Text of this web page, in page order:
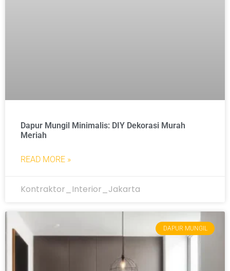
Dapur Mungil Minimalis: DIY Dekorasi Murah
Meriah
READ MORE »
Kontraktor_Interior_Jakarta
DAPUR MUNGIL